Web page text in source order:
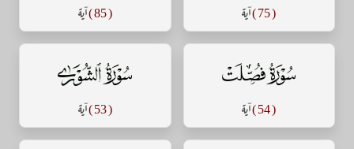
( 75 ) آية ( 85 ) آية
سورة فصلت
( 54 ) آية
سورة الشورى
( 53 ) آية